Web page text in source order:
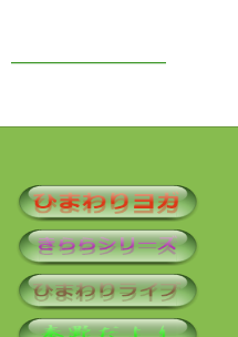
━━━━━━━━━━